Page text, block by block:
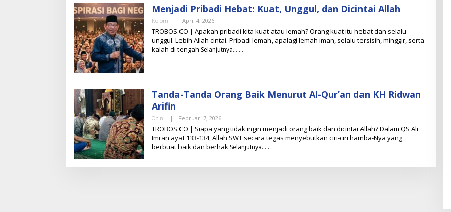
A
K
Menjadi Pribadi Hebat: Kuat, Unggul, dan Dicintai Allah
Kolom | April 4, 2026
L
E
H
S
U
Y
O
TROBOS.CO | Apakah pribadi kita kuat atau lemah? Orang kuat itu hebat dan selalu
unggul. Lebih Allah cintai. Pribadi lemah, apalagi lemah iman, selalu tersisih, minggir, serta
kalah di tengah Selanjutnya…
Tanda-Tanda Orang Baik Menurut Al-Qur’an dan KH Ridwan
Arifin
Opini | Februari 7, 2026
E
H
T
R
TROBOS.CO | Siapa yang tidak ingin menjadi orang baik dan dicintai Allah? Dalam QS Ali
Imran ayat 133-134, Allah SWT secara tegas menyebutkan ciri-ciri hamba-Nya yang
berbuat baik dan berhak Selanjutnya…